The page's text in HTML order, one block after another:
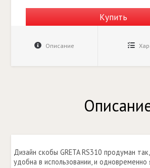
Купить
Описание
Дизайн скобы GRETA RS310 продуман
удобна в использовании, и одновременно